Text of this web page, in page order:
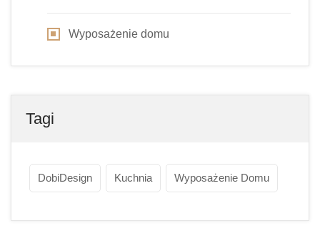
Wyposażenie domu
Tagi
DobiDesign Kuchnia Wyposażenie Domu